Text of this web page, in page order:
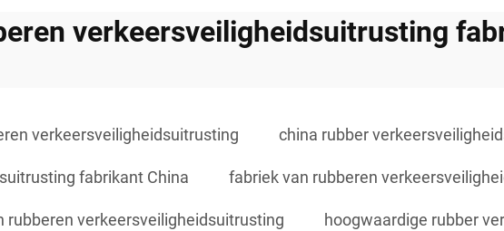
verkeersveiligheidsuitrusting
verkeersveiligheidsuitrusting china rubber
fabrikant China fabriek van rubberen
rubberen verkeersveiligheidsuitrusting hoogwaardige rubber